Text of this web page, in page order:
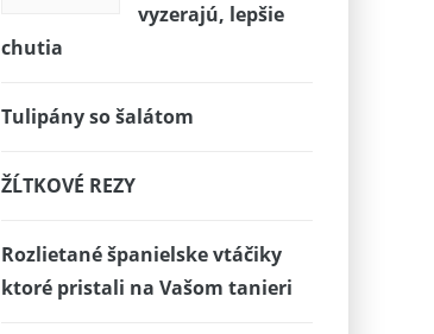
vyzerajú, lepšie
chutia
Tulipány so šalátom
ŽĹTKOVÉ REZY
Rozlietané španielske vtáčiky
ktoré pristali na Vašom tanieri